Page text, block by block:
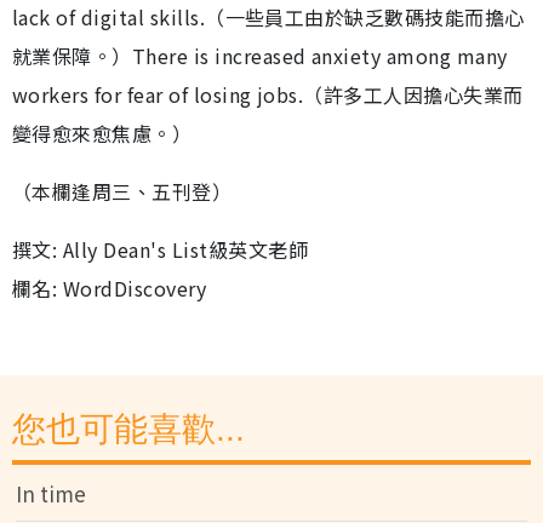
lack of digital skills.（一些員工由於缺乏數碼技能而擔心
就業保障。）There is increased anxiety among many
workers for fear of losing jobs.（許多工人因擔心失業而
變得愈來愈焦慮。）
（本欄逢周三、五刊登）
撰文: Ally Dean's List級英文老師
欄名: WordDiscovery
您也可能喜歡...
In time